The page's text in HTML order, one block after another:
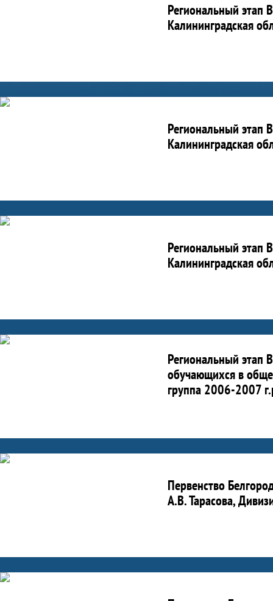
Региональный этап
Калининградская
Региональный этап
Калининградская
Региональный этап
Калининградская
Региональный этап
обучающихся в
группа 2006-2007
Первенство
А.В. Тарасова,